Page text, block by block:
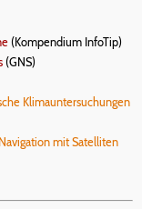
(Kompendium InfoTip)
(GNS)
Klimauntersuchungen
mit Satelliten